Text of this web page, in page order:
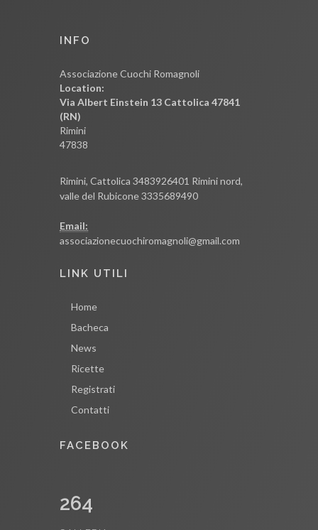
INFO
Associazione Cuochi Romagnoli
Location:
Via Albert Einstein 13 Cattolica 47841
(RN)
Rimini
47838
Rimini, Cattolica 3483926401 Rimini nord,
valle del Rubicone 3335689490
Email:
associazionecuochiromagnoli@gmail.com
LINK UTILI
Home
Bacheca
News
Ricette
Registrati
Contatti
FACEBOOK
264